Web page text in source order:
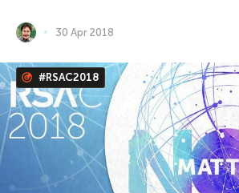
30 Apr 2018
#RSAC2018